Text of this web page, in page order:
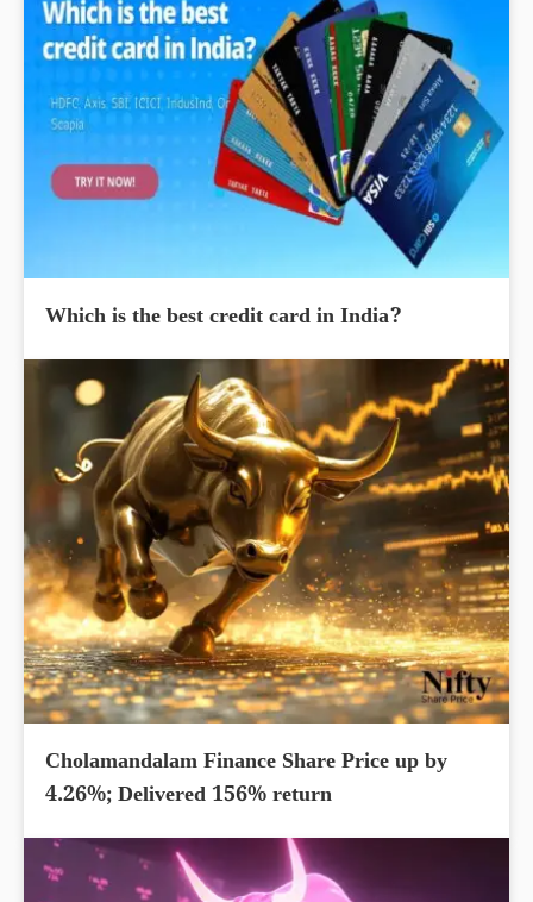
Which is the best credit card in India?
Cholamandalam Finance Share Price up by
4.26%; Delivered 156% return